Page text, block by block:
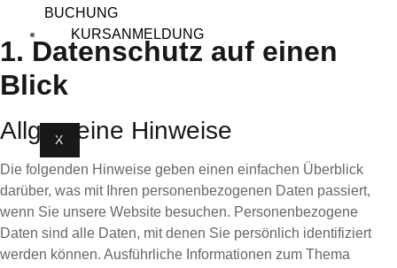
BUCHUNG
KURSANMELDUNG
X
1. Datenschutz auf einen
Blick
Allgemeine Hinweise
Die folgenden Hinweise geben einen einfachen Überblick
darüber, was mit Ihren personenbezogenen Daten passiert,
wenn Sie unsere Website besuchen. Personenbezogene
Daten sind alle Daten, mit denen Sie persönlich identifiziert
werden können. Ausführliche Informationen zum Thema